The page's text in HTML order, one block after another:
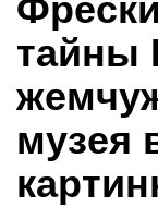
тайны
музея